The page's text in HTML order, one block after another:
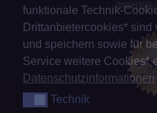
SICHER
funktionale Technik-
Drittanbietercookies* sind
und speichern sowie für
Service weitere Cookies*
Datenschutzinformationen
TechnikTechnik